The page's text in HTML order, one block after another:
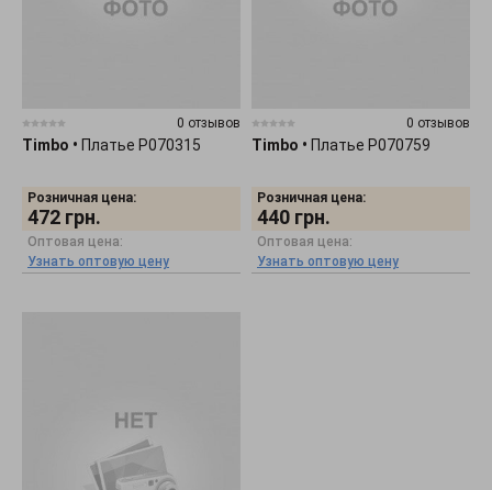
0 отзывов
Timbo • Платье P070315
Розничная цена:
472 грн.
Оптовая цена:
Узнать оптовую цену
0 отзывов
Timbo • Платье P070759
Розничная цена:
440 грн.
Оптовая цена:
Узнать оптовую цену